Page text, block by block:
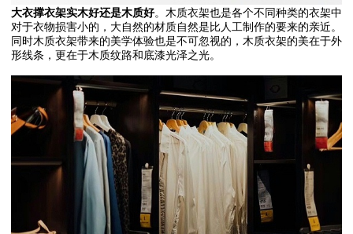
大衣撑衣架实木好还是木质好。木质衣架也是各个不同种类的衣架中
对于衣物损害小的，大自然的材质自然是比人工制作的要来的亲近。
同时木质衣架带来的美学体验也是不可忽视的，木质衣架的美在于外
形线条，更在于木质纹路和底漆光泽之光。